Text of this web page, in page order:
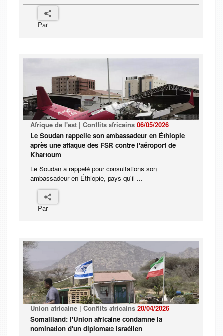
Par
Afrique de l'est | Conflits africains 06/05/2026
Le Soudan rappelle son ambassadeur en Éthiopie
après une attaque des FSR contre l'aéroport de
Khartoum
Le Soudan a rappelé pour consultations son
ambassadeur en Éthiopie, pays qu'il ...
Par
Union africaine | Conflits africains 20/04/2026
Somaliland: l'Union africaine condamne la
nomination d'un diplomate israélien